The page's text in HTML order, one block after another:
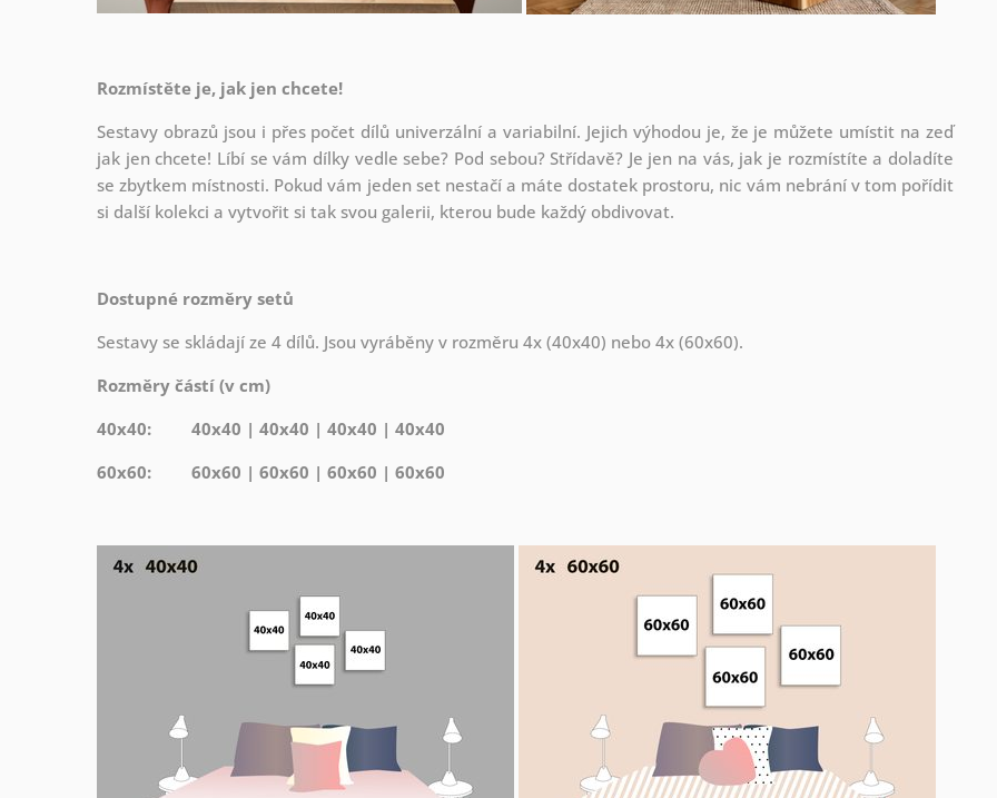
Rozmístěte je, jak jen chcete!
Sestavy obrazů jsou i přes počet dílů univerzální a variabilní. Jejich výhodou je, že je můžete umístit na zeď
jak jen chcete! Líbí se vám dílky vedle sebe? Pod sebou? Střídavě? Je jen na vás, jak je rozmístíte a doladíte
se zbytkem místnosti. Pokud vám jeden set nestačí a máte dostatek prostoru, nic vám nebrání v tom pořídit
si další kolekci a vytvořit si tak svou galerii, kterou bude každý obdivovat.
Dostupné rozměry setů
Sestavy se skládají ze 4 dílů. Jsou vyráběny v rozměru 4x (40x40) nebo 4x (60x60).
Rozměry částí (v cm)
40x40: 40x40 | 40x40 | 40x40 | 40x40
60x60: 60x60 | 60x60 | 60x60 | 60x60